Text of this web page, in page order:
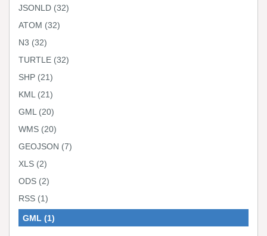
JSONLD (32)
ATOM (32)
N3 (32)
TURTLE (32)
SHP (21)
KML (21)
GML (20)
WMS (20)
GEOJSON (7)
XLS (2)
ODS (2)
RSS (1)
GML (1)